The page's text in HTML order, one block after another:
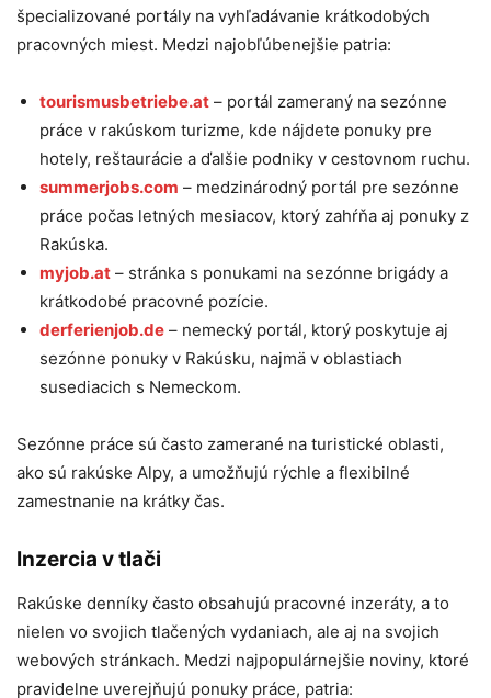
špecializované portály na vyhľadávanie krátkodobých
pracovných miest. Medzi najobľúbenejšie patria:
tourismusbetriebe.at – portál zameraný na sezónne
práce v rakúskom turizme, kde nájdete ponuky pre
hotely, reštaurácie a ďalšie podniky v cestovnom ruchu.
summerjobs.com – medzinárodný portál pre sezónne
práce počas letných mesiacov, ktorý zahŕňa aj ponuky z
Rakúska.
myjob.at – stránka s ponukami na sezónne brigády a
krátkodobé pracovné pozície.
derferienjob.de – nemecký portál, ktorý poskytuje aj
sezónne ponuky v Rakúsku, najmä v oblastiach
susediacich s Nemeckom.
Sezónne práce sú často zamerané na turistické oblasti,
ako sú rakúske Alpy, a umožňujú rýchle a flexibilné
zamestnanie na krátky čas.
Inzercia v tlači
Rakúske denníky často obsahujú pracovné inzeráty, a to
nielen vo svojich tlačených vydaniach, ale aj na svojich
webových stránkach. Medzi najpopulárnejšie noviny, ktoré
pravidelne uverejňujú ponuky práce, patria: